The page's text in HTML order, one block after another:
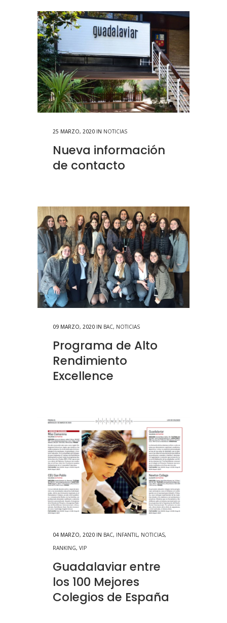
25 MARZO, 2020 IN NOTICIAS
Nueva información
de contacto
09 MARZO, 2020 IN BAC, NOTICIAS
Programa de Alto
Rendimiento
Excellence
04 MARZO, 2020 IN BAC, INFANTIL, NOTICIAS,
RANKING, VIP
Guadalaviar entre
los 100 Mejores
Colegios de España